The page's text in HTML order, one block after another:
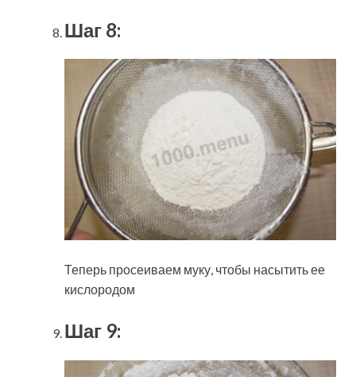
Шаг 8:
Теперь просеиваем муку, чтобы насытить ее
кислородом
Шаг 9: